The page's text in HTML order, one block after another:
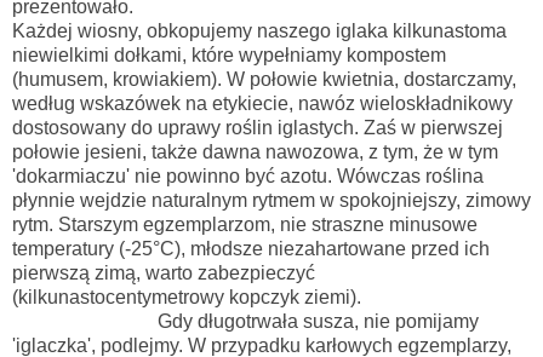
prezentowało.
Każdej wiosny, obkopujemy naszego iglaka kilkunastoma
niewielkimi dołkami, które wypełniamy kompostem
(humusem, krowiakiem). W połowie kwietnia, dostarczamy,
według wskazówek na etykiecie, nawóz wieloskładnikowy
dostosowany do uprawy roślin iglastych. Zaś w pierwszej
połowie jesieni, także dawna nawozowa, z tym, że w tym
'dokarmiaczu' nie powinno być azotu. Wówczas roślina
płynnie wejdzie naturalnym rytmem w spokojniejszy, zimowy
rytm. Starszym egzemplarzom, nie straszne minusowe
temperatury (-25°C), młodsze niezahartowane przed ich
pierwszą zimą, warto zabezpieczyć
(kilkunastocentymetrowy kopczyk ziemi).
Gdy długotrwała susza, nie pomijamy
'iglaczka', podlejmy. W przypadku karłowych egzemplarzy,